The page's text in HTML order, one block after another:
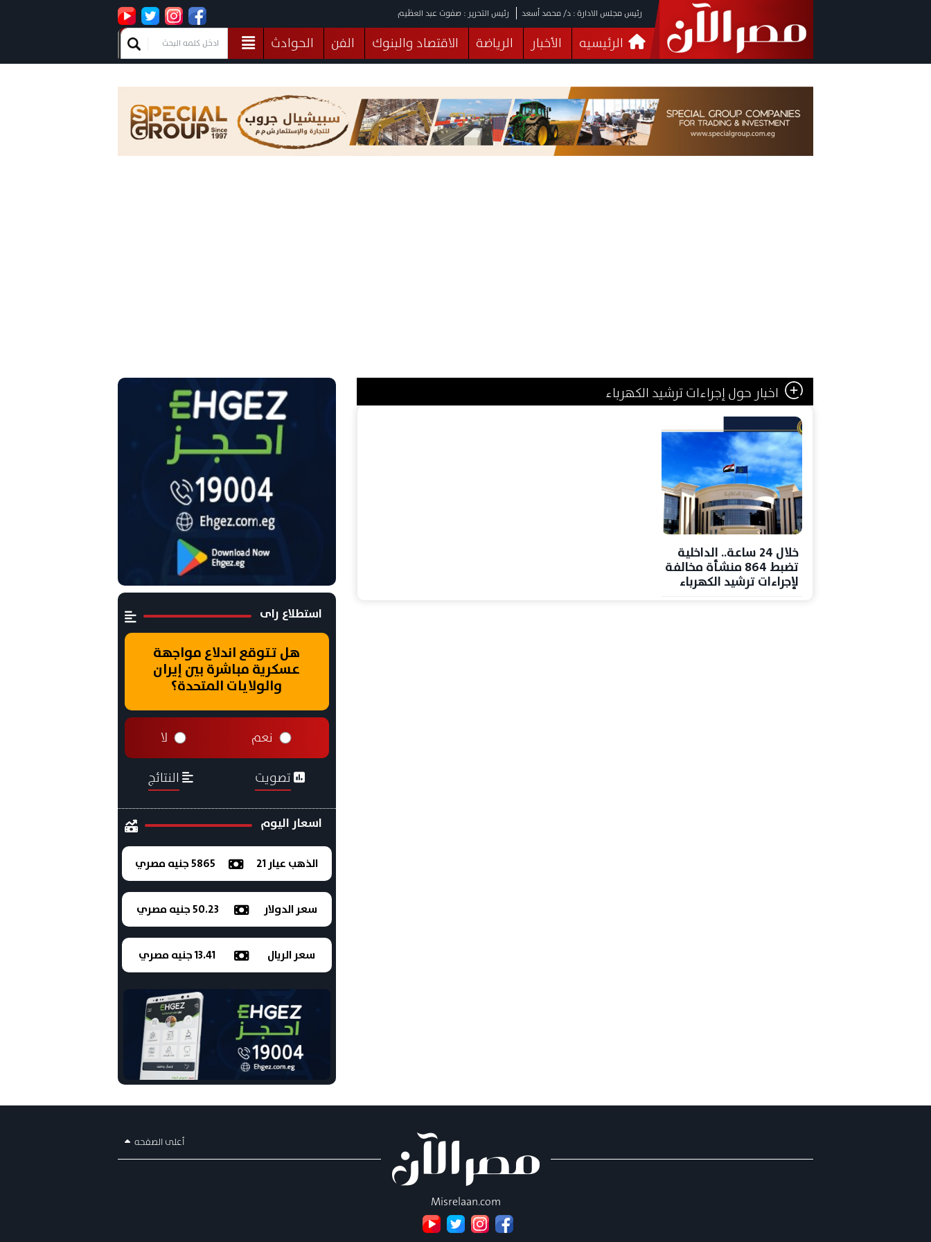
رئيس مجلس الادارة : د/ محمد أسعد رئيس التحرير : صفوت عبد العظيم
الرئيسيه الأخبار الرياضة الاقتصاد والبنوك الفن
الحوادث
فيديوهات
البرلمان صحة الثقافة خدمات منوعات
اخبار حول إجراءات ترشيد الكهرباء
خلال 24 ساعة.. الداخلية
تضبط 864 منشأة مخالفة
لإجراءات ترشيد الكهرباء
استطلاع راى
هل تتوقع اندلاع مواجهة
عسكرية مباشرة بين إيران
والولايات المتحدة؟
نعم لا
تصويت النتائج
اسعار اليوم
الذهب عيار 21 5865 جنيه مصري
سعر الدولار 50.23 جنيه مصري
سعر الريال 13.41 جنيه مصري
أعلى الصفحه
Misrelaan.com